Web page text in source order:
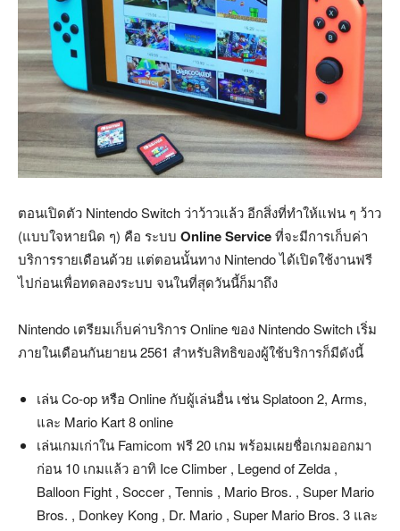
ตอนเปิดตัว Nintendo Switch ว่าว้าวแล้ว อีกสิ่งที่ทำให้แฟน ๆ ว้าว
(แบบใจหายนิด ๆ) คือ ระบบ Online Serviceที่จะมีการเก็บค่า
บริการรายเดือนด้วย แต่ตอนนั้นทาง Nintendo ได้เปิดใช้งานฟรี
ไปก่อนเพื่อทดลองระบบ จนในที่สุดวันนี้ก็มาถึง
Nintendo เตรียมเก็บค่าบริการ Online ของ Nintendo Switch เริ่ม
ภายในเดือนกันยายน 2561 สำหรับสิทธิของผู้ใช้บริการก็มีดังนี้
เล่น Co-op หรือ Online กับผู้เล่นอื่น เช่น Splatoon 2, Arms,
และ Mario Kart 8 online
เล่นเกมเก่าใน Famicom ฟรี 20 เกม พร้อมเผยชื่อเกมออกมา
ก่อน 10 เกมแล้ว อาทิ Ice Climber , Legend of Zelda ,
Balloon Fight , Soccer , Tennis , Mario Bros. , Super Mario
Bros. , Donkey Kong , Dr. Mario , Super Mario Bros. 3 และ